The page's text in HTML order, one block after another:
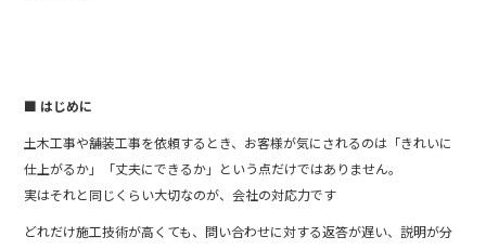
■ はじめに
土木工事や舗装工事を依頼するとき、お客様が気にされるのは「きれいに
仕上がるか」「丈夫にできるか」という点だけではありません。
実はそれと同じくらい大切なのが、会社の対応力です
どれだけ施工技術が高くても、問い合わせに対する返答が遅い、説明が分